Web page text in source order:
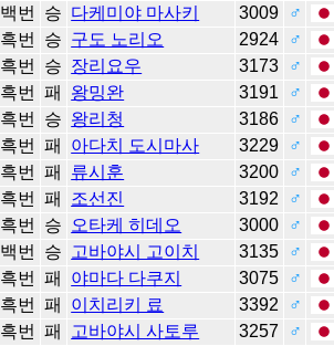
백번 승 다케미야 마사키 3009
♂
흑번 승 구도 노리오 2924
♂
흑번 승 장리요우 3173
♂
흑번 패 왕밍완 3191
♂
흑번 승 왕리청 3186
♂
흑번 패 아다치 도시마사 3229
♂
흑번 패 류시훈 3200
♂
흑번 패 조선진 3192
♂
흑번 승 오타케 히데오 3000
♂
백번 승 고바야시 고이치 3135
♂
흑번 패 야마다 다쿠지 3075
♂
흑번 패 이치리키 료 3392
♂
흑번 패 고바야시 사토루 3257
♂